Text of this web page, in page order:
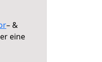
– &
eine